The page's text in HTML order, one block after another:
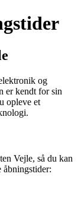
og
er kendt for sin
opleve et
Vejle, så du kan